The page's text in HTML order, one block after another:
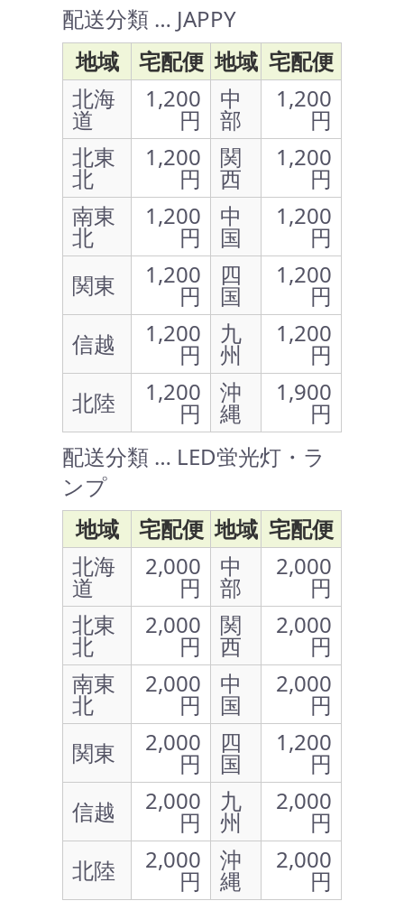
配送分類 … JAPPY
地域
宅配便 地域 宅配便
北海
道
1,200
円
中
部
1,200
円
北東
北
1,200
円
関
西
1,200
円
南東
北
1,200
円
中
国
1,200
円
関東
1,200
円
四
国
1,200
円
信越
1,200
円
九
州
1,200
円
北陸
1,200
円
沖
縄
1,900
円
配送分類 … LED蛍光灯・ラ
ンプ
地域
宅配便 地域 宅配便
北海
道
2,000
円
中
部
2,000
円
北東
北
2,000
円
関
西
2,000
円
南東
北
2,000
円
中
国
2,000
円
関東
2,000
円
四
国
1,200
円
信越
2,000
円
九
州
2,000
円
北陸
2,000
円
沖
縄
2,000
円